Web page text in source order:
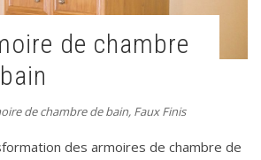
de chambre de bain, Faux Finis
des armoires de chambre de